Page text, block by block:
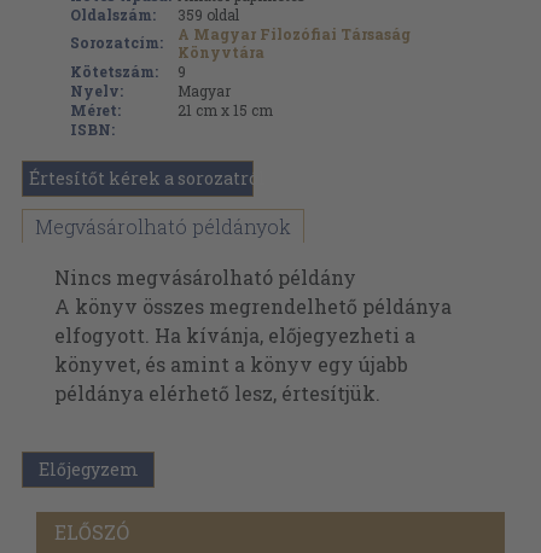
Oldalszám:
359 oldal
Sorozatcím:
A Magyar Filozófiai Társaság
Könyvtára
Kötetszám:
9
Nyelv:
Magyar
Méret:
21 cm x 15 cm
ISBN:
Értesítőt kérek a sorozatról
Megvásárolható példányok
Nincs megvásárolható példány
A könyv összes megrendelhető példánya
elfogyott. Ha kívánja, előjegyezheti a
könyvet, és amint a könyv egy újabb
példánya elérhető lesz, értesítjük.
Előjegyzem
ELŐSZÓ